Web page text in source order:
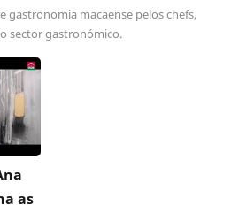
gastronomia macaense pelos chefs,
sector gastronómico.
as